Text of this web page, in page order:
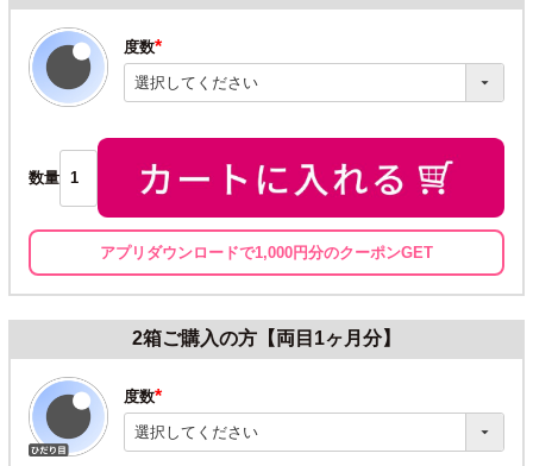
度数
(必
須)
数量
アプリダウンロードで1,000円分のクーポンGET
2箱ご購入の方【両目1ヶ月分】
度数
(必
須)